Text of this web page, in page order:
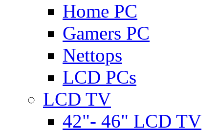
Home PC
Gamers PC
Nettops
LCD PCs
LCD TV
42"- 46" LCD TV